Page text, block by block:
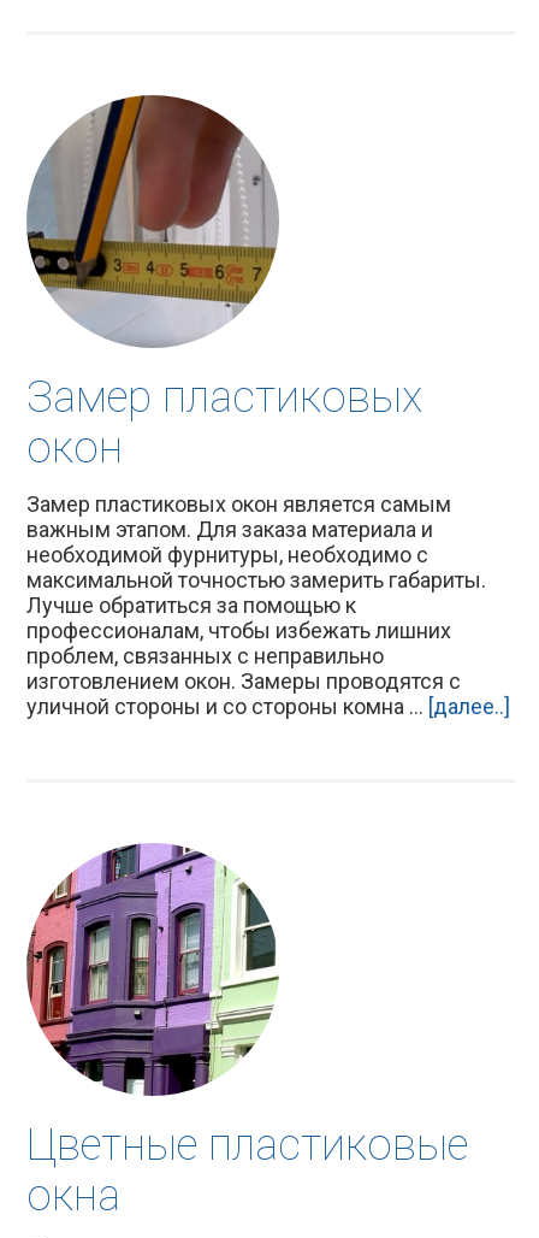
Замер пластиковых
окон
Замер пластиковых окон является самым
важным этапом. Для заказа материала и
необходимой фурнитуры, необходимо с
максимальной точностью замерить габариты.
Лучше обратиться за помощью к
профессионалам, чтобы избежать лишних
проблем, связанных с неправильно
изготовлением окон. Замеры проводятся с
уличной стороны и со стороны комна ... [далее..]
Цветные пластиковые
окна